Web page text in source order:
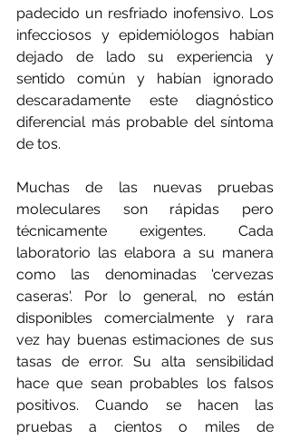
padecido un resfriado inofensivo. Los
infecciosos y epidemiólogos habían
dejado de lado su experiencia y
sentido común y habían ignorado
descaradamente este diagnóstico
diferencial más probable del síntoma
de tos.
Muchas de las nuevas pruebas
moleculares son rápidas pero
técnicamente exigentes. Cada
laboratorio las elabora a su manera
como las denominadas 'cervezas
caseras'. Por lo general, no están
disponibles comercialmente y rara
vez hay buenas estimaciones de sus
tasas de error. Su alta sensibilidad
hace que sean probables los falsos
positivos. Cuando se hacen las
pruebas a cientos o miles de